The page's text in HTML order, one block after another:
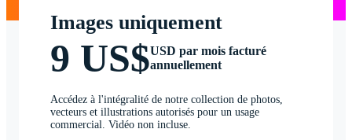
Images uniquement
9 US$USD par mois facturé
annuellement
Accédez à l'intégralité de notre collection de photos,
vecteurs et illustrations autorisés pour un usage
commercial. Vidéo non incluse.